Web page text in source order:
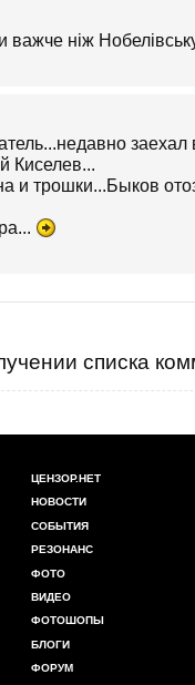
важче ніж
заехал
Киселев...
и трошки...Быков
списка
ЦЕНЗОР.НЕТ
НОВОСТИ
СОБЫТИЯ
РЕЗОНАНС
ФОТО
ВИДЕО
ФОТОШОПЫ
БЛОГИ
ФОРУМ